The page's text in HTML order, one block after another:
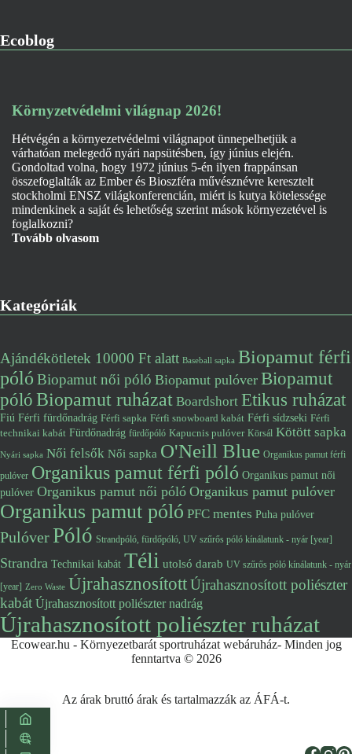
Ecoblog
Környzetvédelmi világnap 2026!
Hétvégén a környezetvédelmi világnapot ünnepelhetjük a
várhatóan melegedő nyári napsütésben, így június elején.
Gondoltad volna, hogy 1972 június 5-én ilyen frappánsan
összefoglalták az Ember és Bioszféra művésznévre keresztelt
stockholmi ENSZ világkonferencián, miért is kutya kötelessége
mindenkinek a saját és lehetőség szerint mások környezetével is
foglalkozni?
Tovább olvasom
Kategóriák
Ajándékötletek 10000 Ft alatt Baseball sapka Biopamut férfi
póló Biopamut női póló Biopamut pulóver Biopamut
pólóBiopamut ruházat Boardshort Etikus ruházat
Fiú Férfi fürdőnadrág Férfi sapka Férfi snowboard kabát Férfi sídzseki Férfi
technikai kabát Fürdőnadrág fürdőpóló Kapucnis pulóver Körsál Kötött sapka
Nyári sapka Női felsők Női sapka O'Neill Blue Organikus pamut férfi
pulóver Organikus pamut férfi póló Organikus pamut női
pulóver Organikus pamut női póló Organikus pamut pulóver
Organikus pamut póló PFC mentes Puha pulóver
PulóverPóló Strandpóló, fürdőpóló, UV szűrős póló kínálatunk - nyár [year]
Strandra Technikai kabát Téli utolsó darab UV szűrős póló kínálatunk - nyár
[year] Zero Waste ÚjrahasznosítottÚjrahasznosított poliészter
kabát Újrahasznosított poliészter nadrág
Újrahasznosított poliészter ruházat
Ecowear.hu - Környezetbarát sportruházat webáruház- Minden jog
fenntartva © 2026
Az árak bruttó árak és tartalmazzák az ÁFÁ-t.